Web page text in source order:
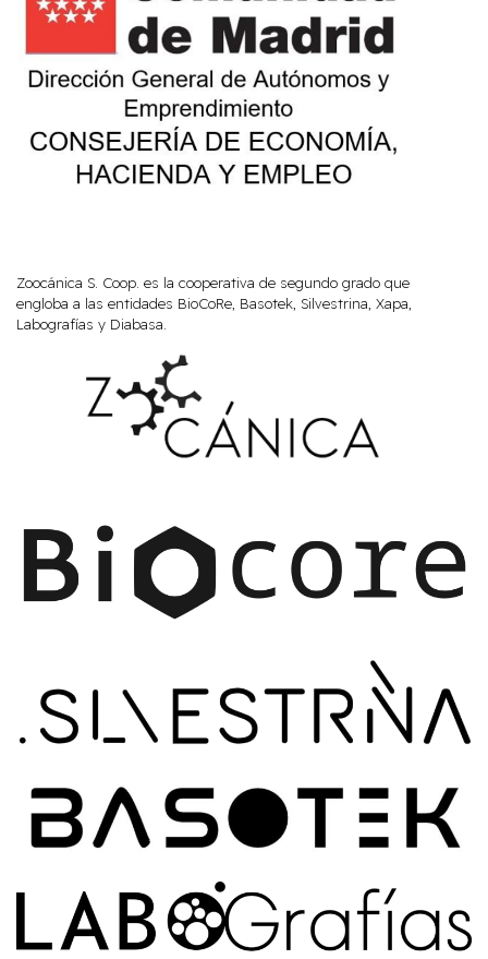
Zoocánica S. Coop. es la cooperativa de segundo grado que
engloba a las entidades BioCoRe, Basotek, Silvestrina, Xapa,
Labografías y Diabasa.